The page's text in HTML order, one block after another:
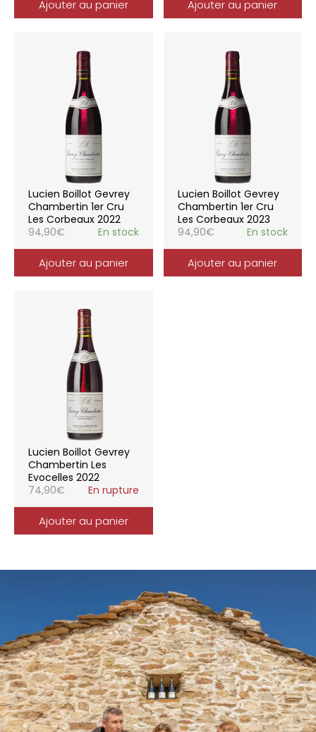
Ajouter au panier Ajouter au panier
Lucien Boillot Gevrey
Chambertin 1er Cru
Les Corbeaux 2022
94,90€ En stock
Ajouter au panier
Lucien Boillot Gevrey
Chambertin 1er Cru
Les Corbeaux 2023
94,90€ En stock
Ajouter au panier
Lucien Boillot Gevrey
Chambertin Les
Evocelles 2022
74,90€ En rupture
Ajouter au panier